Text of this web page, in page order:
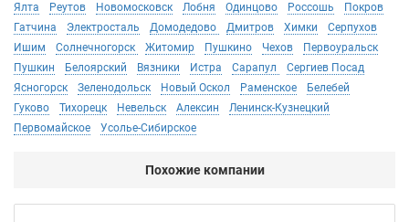
Ялта
Реутов Новомосковск Лобня Одинцово Россошь
Покров
Гатчина
Электросталь Домодедово Дмитров Химки
Серпухов
Ишим
Солнечногорск Житомир Пушкино Чехов
Первоуральск
Пушкин
Белоярский Вязники Истра Сарапул
Сергиев Посад
Ясногорск
Зеленодольск Новый Оскол Раменское
Белебей
Гуково
Тихорецк Невельск Алексин
Ленинск-Кузнецкий
Первомайское
Усолье-Сибирское
Похожие компании